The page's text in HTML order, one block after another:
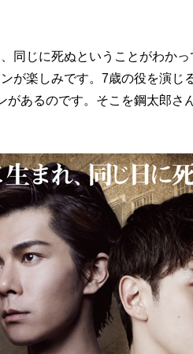
同じに死ぬということがわか
が楽しみです。7歳の役を演じ
があるのです。そこを鋼太郎さ